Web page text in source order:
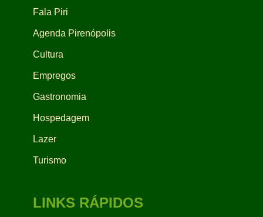
Fala Piri
Agenda Pirenópolis
Cultura
Empregos
Gastronomia
Hospedagem
Lazer
Turismo
LINKS RÁPIDOS